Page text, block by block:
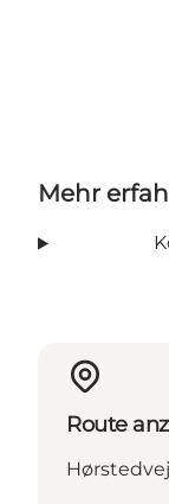
Mehr
Route